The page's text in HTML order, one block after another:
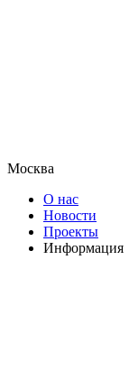
Москва
О нас
Новости
Проекты
Информация